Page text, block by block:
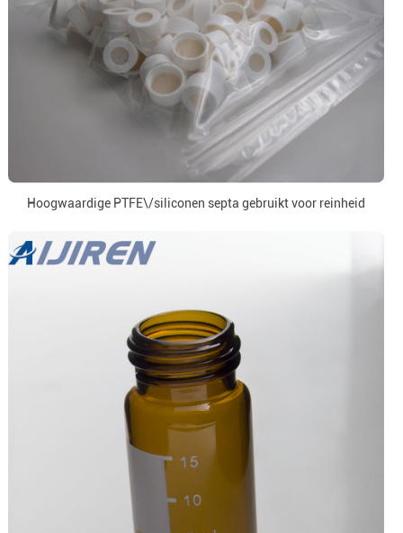
Hoogwaardige PTFE\/siliconen septa gebruikt voor reinheid